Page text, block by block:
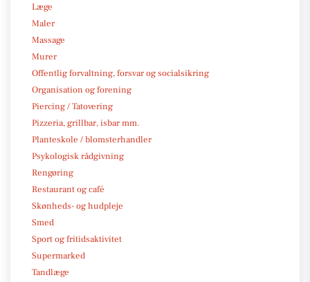
Læge
Maler
Massage
Murer
Offentlig forvaltning, forsvar og socialsikring
Organisation og forening
Piercing / Tatovering
Pizzeria, grillbar, isbar mm.
Planteskole / blomsterhandler
Psykologisk rådgivning
Rengøring
Restaurant og café
Skønheds- og hudpleje
Smed
Sport og fritidsaktivitet
Supermarked
Tandlæge